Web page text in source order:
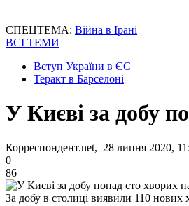
СПЕЦТЕМА: Війна в Ірані
ВСІ ТЕМИ
Вступ України в ЄС
Теракт в Барселоні
У Києві за добу
Корреспондент.net, 28 липня 2020,
0
86
За добу в столиці виявили 110 нових